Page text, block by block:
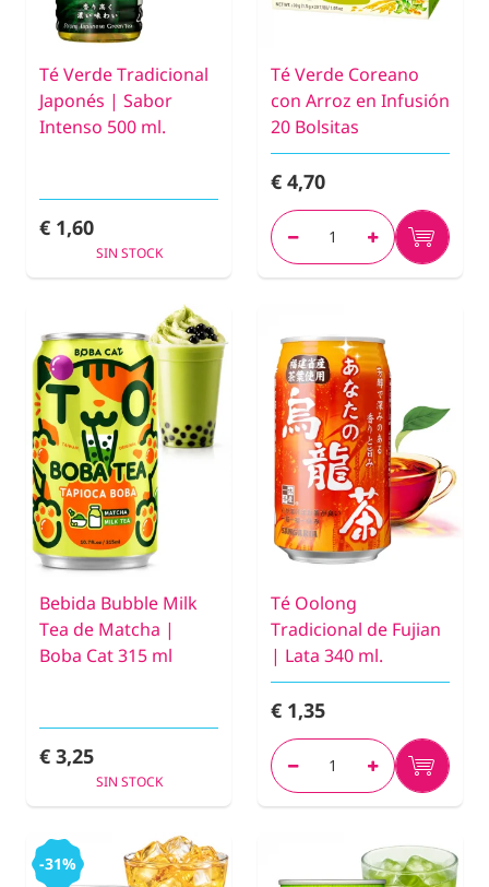
Té Verde Tradicional
Japonés | Sabor
Intenso 500 ml.
€ 1,60
SIN STOCK
Té Verde Coreano
con Arroz en Infusión
20 Bolsitas
€ 4,70
Bebida Bubble Milk
Tea de Matcha |
Boba Cat 315 ml
€ 3,25
SIN STOCK
Té Oolong
Tradicional de Fujian
| Lata 340 ml.
€ 1,35
-31%